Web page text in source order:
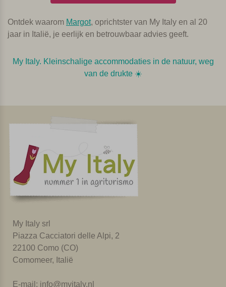
Ontdek waarom Margot, oprichtster van My Italy en al 20
jaar in Italië, je eerlijk en betrouwbaar advies geeft.
My Italy. Kleinschalige accommodaties in de natuur, weg
van de drukte ☀️️
My Italy srl
Piazza Cacciatori delle Alpi, 2
22100 Como (CO)
Comomeer, Italië
E-mail: info@myitaly.nl